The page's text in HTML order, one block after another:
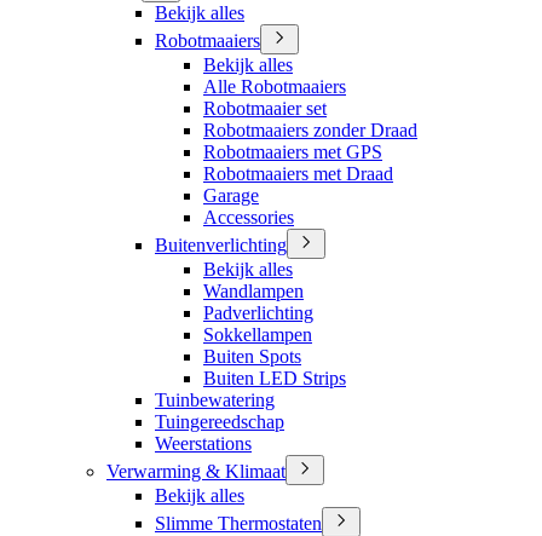
Bekijk alles
Robotmaaiers
Bekijk alles
Alle Robotmaaiers
Robotmaaier set
Robotmaaiers zonder Draad
Robotmaaiers met GPS
Robotmaaiers met Draad
Garage
Accessories
Buitenverlichting
Bekijk alles
Wandlampen
Padverlichting
Sokkellampen
Buiten Spots
Buiten LED Strips
Tuinbewatering
Tuingereedschap
Weerstations
Verwarming & Klimaat
Bekijk alles
Slimme Thermostaten